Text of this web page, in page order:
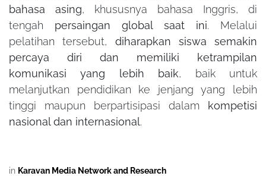
bahasa asing, khususnya bahasa Inggris, di
tengah persaingan global saat ini. Melalui
pelatihan tersebut, diharapkan siswa semakin
percaya diri dan memiliki ketrampilan
komunikasi yang lebih baik, baik untuk
melanjutkan pendidikan ke jenjang yang lebih
tinggi maupun berpartisipasi dalam kompetisi
nasional dan internasional.
in Karavan Media Network and Research